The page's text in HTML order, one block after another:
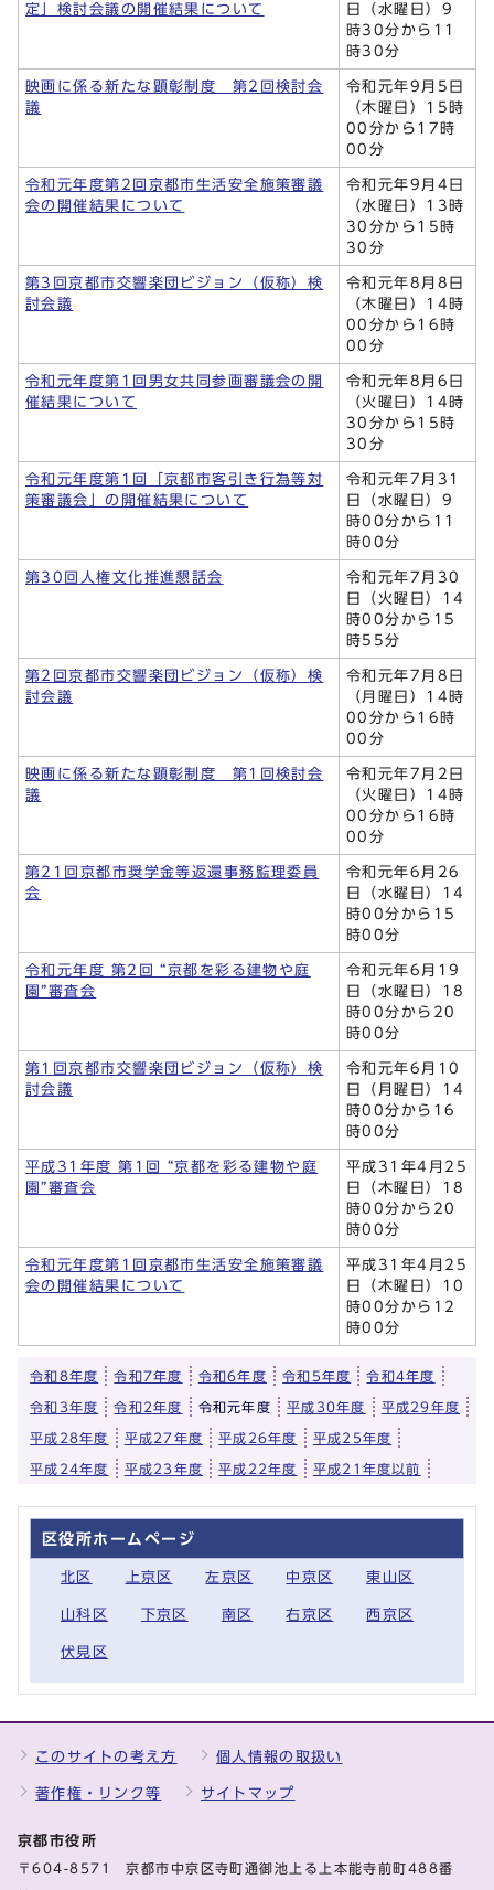
定」検討会議の開催結果について
日（水曜日）9
時30分から11
時30分
映画に係る新たな顕彰制度 第2回検討会
議
令和元年9月5日
（木曜日）15時
00分から17時
00分
令和元年度第2回京都市生活安全施策審議
会の開催結果について
令和元年9月4日
（水曜日）13時
30分から15時
30分
第3回京都市交響楽団ビジョン（仮称）検
討会議
令和元年8月8日
（木曜日）14時
00分から16時
00分
令和元年度第1回男女共同参画審議会の開
催結果について
令和元年8月6日
（火曜日）14時
30分から15時
30分
令和元年度第1回「京都市客引き行為等対
策審議会」の開催結果について
令和元年7月31
日（水曜日）9
時00分から11
時00分
第30回人権文化推進懇話会
令和元年7月30
日（火曜日）14
時00分から15
時55分
第2回京都市交響楽団ビジョン（仮称）検
討会議
令和元年7月8日
（月曜日）14時
00分から16時
00分
映画に係る新たな顕彰制度 第1回検討会
議
令和元年7月2日
（火曜日）14時
00分から16時
00分
第21回京都市奨学金等返還事務監理委員
会
令和元年6月26
日（水曜日）14
時00分から15
時00分
令和元年度 第2回 “京都を彩る建物や庭
園”審査会
令和元年6月19
日（水曜日）18
時00分から20
時00分
第1回京都市交響楽団ビジョン（仮称）検
討会議
令和元年6月10
日（月曜日）14
時00分から16
時00分
平成31年度 第1回 “京都を彩る建物や庭
園”審査会
平成31年4月25
日（木曜日）18
時00分から20
時00分
令和元年度第1回京都市生活安全施策審議
会の開催結果について
平成31年4月25
日（木曜日）10
時00分から12
時00分
令和8年度 令和7年度 令和6年度 令和5年度 令和4年度
令和3年度 令和2年度 令和元年度 平成30年度 平成29年度
平成28年度 平成27年度 平成26年度 平成25年度
平成24年度 平成23年度 平成22年度 平成21年度以前
区役所ホームページ
北区 上京区 左京区 中京区 東山区
山科区 下京区 南区 右京区 西京区
伏見区
このサイトの考え方 個人情報の取扱い
著作権・リンク等 サイトマップ
京都市役所
〒604-8571 京都市中京区寺町通御池上る上本能寺前町488番